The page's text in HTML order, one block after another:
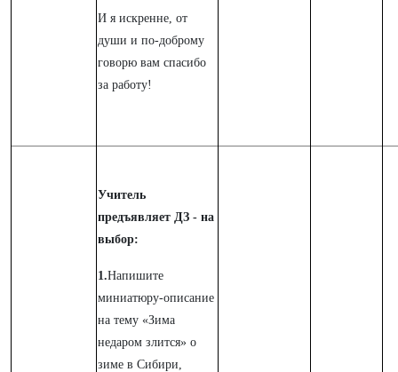
И я искренне, от
души и по-доброму
говорю вам спасибо
за работу!
Учитель
предъявляет ДЗ - на
выбор:
1.Напишите
миниатюру-описание
на тему «Зима
недаром злится» о
зиме в Сибири,